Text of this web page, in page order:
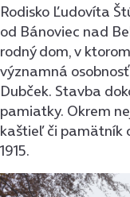
Rodisko Ľudovíta
od Bánoviec nad
rodný dom, v
významná
Dubček. Stavba
pamiatky. Okrem
kaštieľ či pamätník
1915.